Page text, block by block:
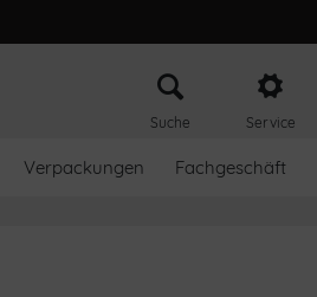
Suche Service
Verpackungen Fachgeschäft